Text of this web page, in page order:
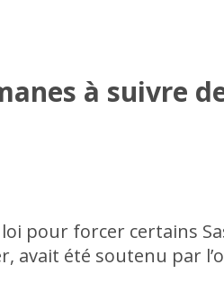
à suivre
pour forcer certains
avait été soutenu par